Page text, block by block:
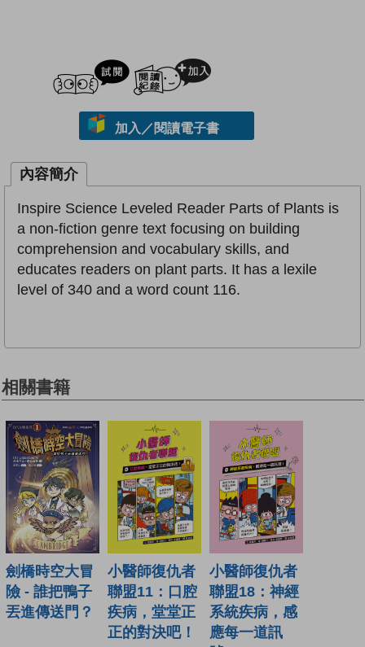
試閲
加入／閱讀電子書
內容簡介
Inspire Science Leveled Reader Parts of Plants is
a non-fiction genre text focusing on building
comprehension and vocabulary skills, and
educates readers on plant parts. It has a lexile
level of 340 and a word count 116.
相關書籍
劍橋時空大冒
險 - 誰把鴨子
丟進傳送門？
小醫師復仇者
聯盟11：口腔
疾病，堂堂正
正的對決吧！
小醫師復仇者
聯盟18：神經
系統疾病，感
應每一道訊